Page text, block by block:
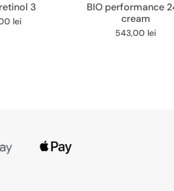
3
lei
BIO performance
cream
543,00 lei